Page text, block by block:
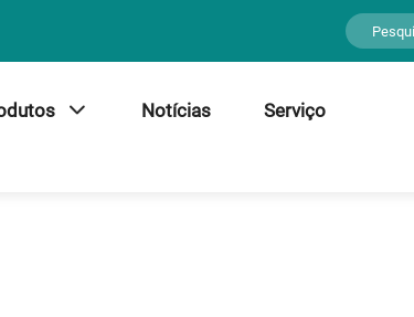
Notícias
Serviço